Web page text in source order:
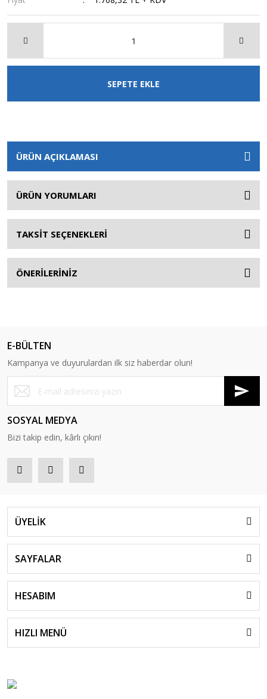
SEPETE EKLE
ÜRÜN AÇIKLAMASI
ÜRÜN YORUMLARI
TAKSİT SEÇENEKLERİ
ÖNERİLERİNİZ
E-BÜLTEN
Kampanya ve duyurulardan ilk siz haberdar olun!
SOSYAL MEDYA
Bizi takip edin, kârlı çıkın!
ÜYELİK
SAYFALAR
HESABIM
HIZLI MENÜ